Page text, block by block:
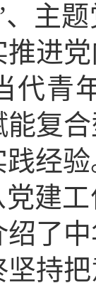
、主
进
代青
复
践经
建
了
持